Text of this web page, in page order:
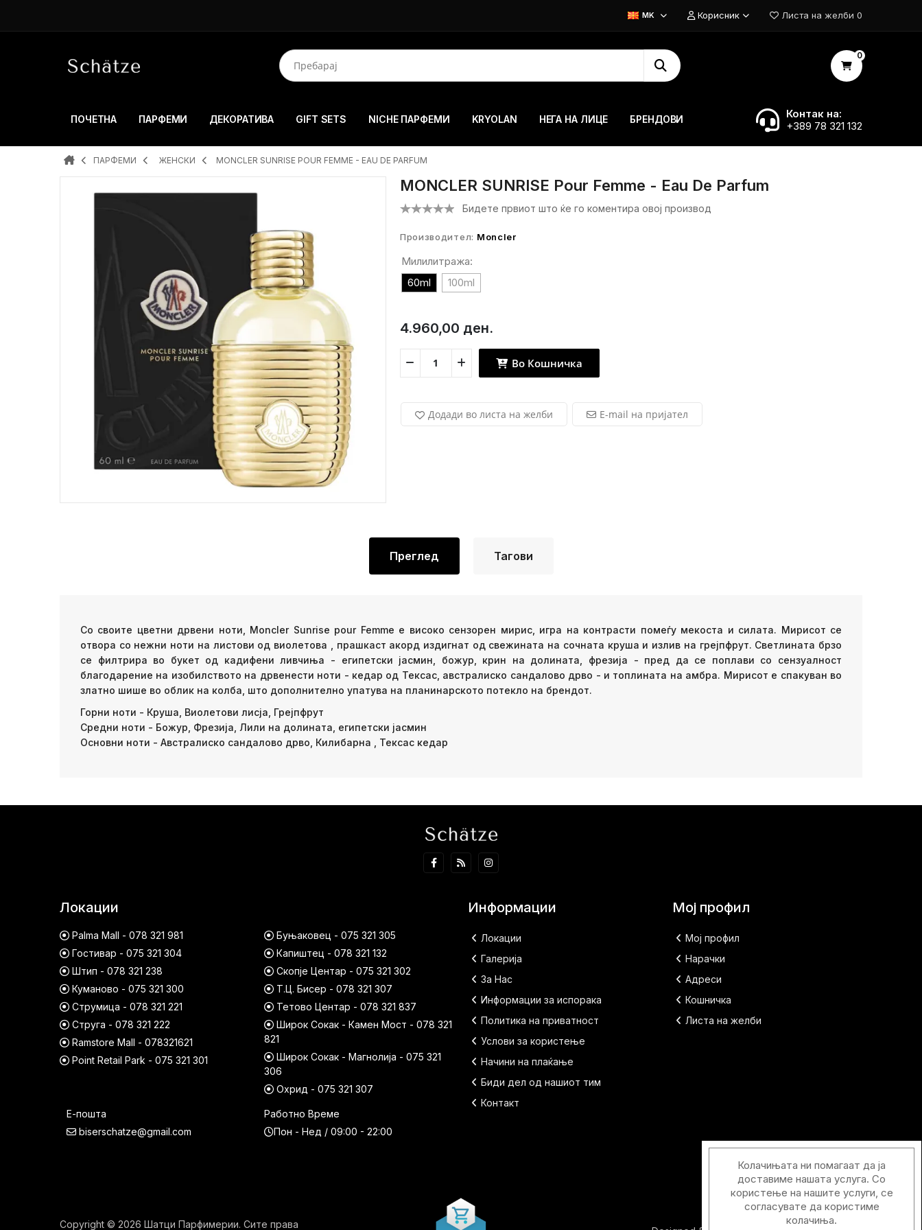
MK Корисник Листа на желби 0
0
ПОЧЕТНА ПАРФЕМИ ДЕКОРАТИВА GIFT SETS NICHE ПАРФЕМИ KRYOLAN НЕГА НА ЛИЦЕ БРЕНДОВИ
Контак на:
+389 78 321 132
ПАРФЕМИ ЖЕНСКИ MONCLER SUNRISE POUR FEMME - EAU DE PARFUM
MONCLER SUNRISE Pour Femme - Eau De Parfum
Бидете првиот што ќе го коментира овој производ
Производител: Moncler
Милилитража:
60ml
100ml
4.960,00 ден.
Во Кошничка
Додади во листа на желби E-mail на пријател
Преглед Тагови
Со своите цветни дрвени ноти, Moncler Sunrise pour Femme е високо сензорен мирис, игра на контрасти помеѓу мекоста и силата. Мирисот се
отвора со нежни ноти на листови од виолетова , прашкаст акорд издигнат од свежината на сочната круша и излив на грејпфрут. Светлината брзо
се филтрира во букет од кадифени ливчиња - египетски јасмин, божур, крин на долината, фрезија - пред да се поплави со сензуалност
благодарение на изобилството на дрвенести ноти - кедар од Тексас, австралиско сандалово дрво - и топлината на амбра. Мирисот е спакуван во
златно шише во облик на колба, што дополнително упатува на планинарското потекло на брендот.
Горни ноти - Круша, Виолетови лисја, Грејпфрут
Средни ноти - Божур, Фрезија, Лили на долината, египетски јасмин
Основни ноти - Австралиско сандалово дрво, Килибарна , Тексас кедар
Локации
Palma Mall - 078 321 981
Гостивар - 075 321 304
Штип - 078 321 238
Куманово - 075 321 300
Струмица - 078 321 221
Струга - 078 321 222
Ramstore Mall - 078321621
Point Retail Park - 075 321 301
Буњаковец - 075 321 305
Капиштец - 078 321 132
Скопје Центар - 075 321 302
Т.Ц. Бисер - 078 321 307
Тетово Центар - 078 321 837
Широк Сокак - Камен Мост - 078 321
821
Широк Сокак - Магнолија - 075 321
306
Охрид - 075 321 307
Е-пошта
biserschatze@gmail.com
Работно Време
Пон - Нед / 09:00 - 22:00
Информации
Локации
Галерија
За Нас
Информации за испорака
Политика на приватност
Услови за користење
Начини на плаќање
Биди дел од нашиот тим
Контакт
Мој профил
Мој профил
Нарачки
Адреси
Кошничка
Листа на желби
Copyright © 2026 Шатци Парфимерии. Сите права
Колачињата ни помагаат да ја
доставиме нашата услуга. Со
користење на нашите услуги, се
согласувате да користиме
колачиња.